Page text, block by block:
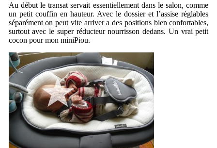
Au début le transat servait essentiellement dans le salon, comme
un petit couffin en hauteur. Avec le dossier et l’assise réglables
séparément on peut vite arriver a des positions bien confortables,
surtout avec le super réducteur nourrisson dedans. Un vrai petit
cocon pour mon miniPiou.